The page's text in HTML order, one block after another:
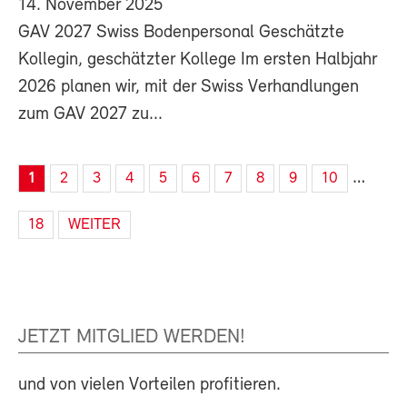
14. November 2025
GAV 2027 Swiss Bodenpersonal Geschätzte
Kollegin, geschätzter Kollege Im ersten Halbjahr
2026 planen wir, mit der Swiss Verhandlungen
zum GAV 2027 zu...
1 2 3 4 5 6 7 8 9 10 …
18 WEITER
JETZT MITGLIED WERDEN!
und von vielen Vorteilen profitieren.